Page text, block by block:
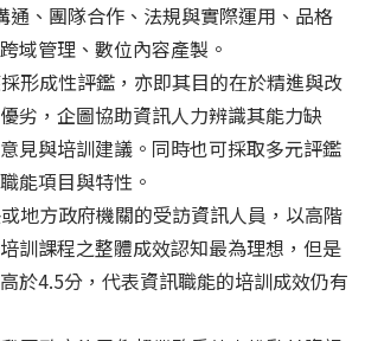
通、團隊合作、法規與實際運用、品格
域管理、數位內容產製。
形成性評鑑，亦即其目的在於精進與改
劣，企圖協助資訊人力辨識其能力缺
見與培訓建議。同時也可採取多元評鑑
能項目與特性。
地方政府機關的受訪資訊人員，以高階
訓課程之整體成效認知最為理想，但是
於4.5分，代表資訊職能的培訓成效仍有